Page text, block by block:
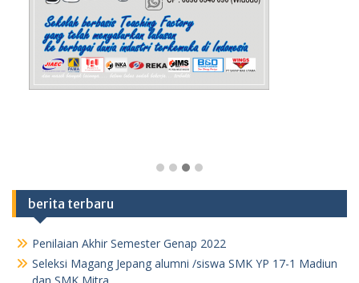
berita terbaru
Penilaian Akhir Semester Genap 2022
Seleksi Magang Jepang alumni /siswa SMK YP 17-1 Madiun